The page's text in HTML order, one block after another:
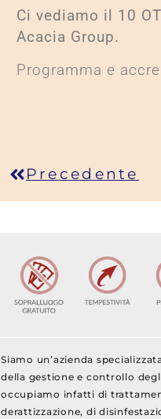
Ci vediamo il 10
Acacia Group.
Programma e
Precedente
Siamo un’azienda
della gestione e controllo
occupiamo infatti di
derattizzazione, di